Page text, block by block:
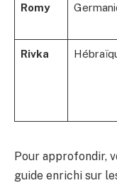
Romy
Rivka
Pour approfondir,
guide enrichi sur